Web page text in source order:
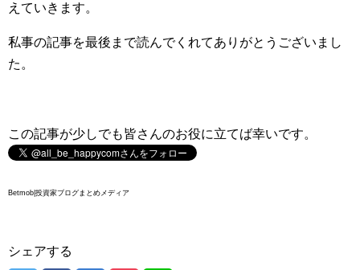
えていきます。
私事の記事を最後まで読んでくれてありがとうございまし
た。
この記事が少しでも皆さんのお役に立てば幸いです。
Betmob|投資家ブログまとめメディア
シェアする